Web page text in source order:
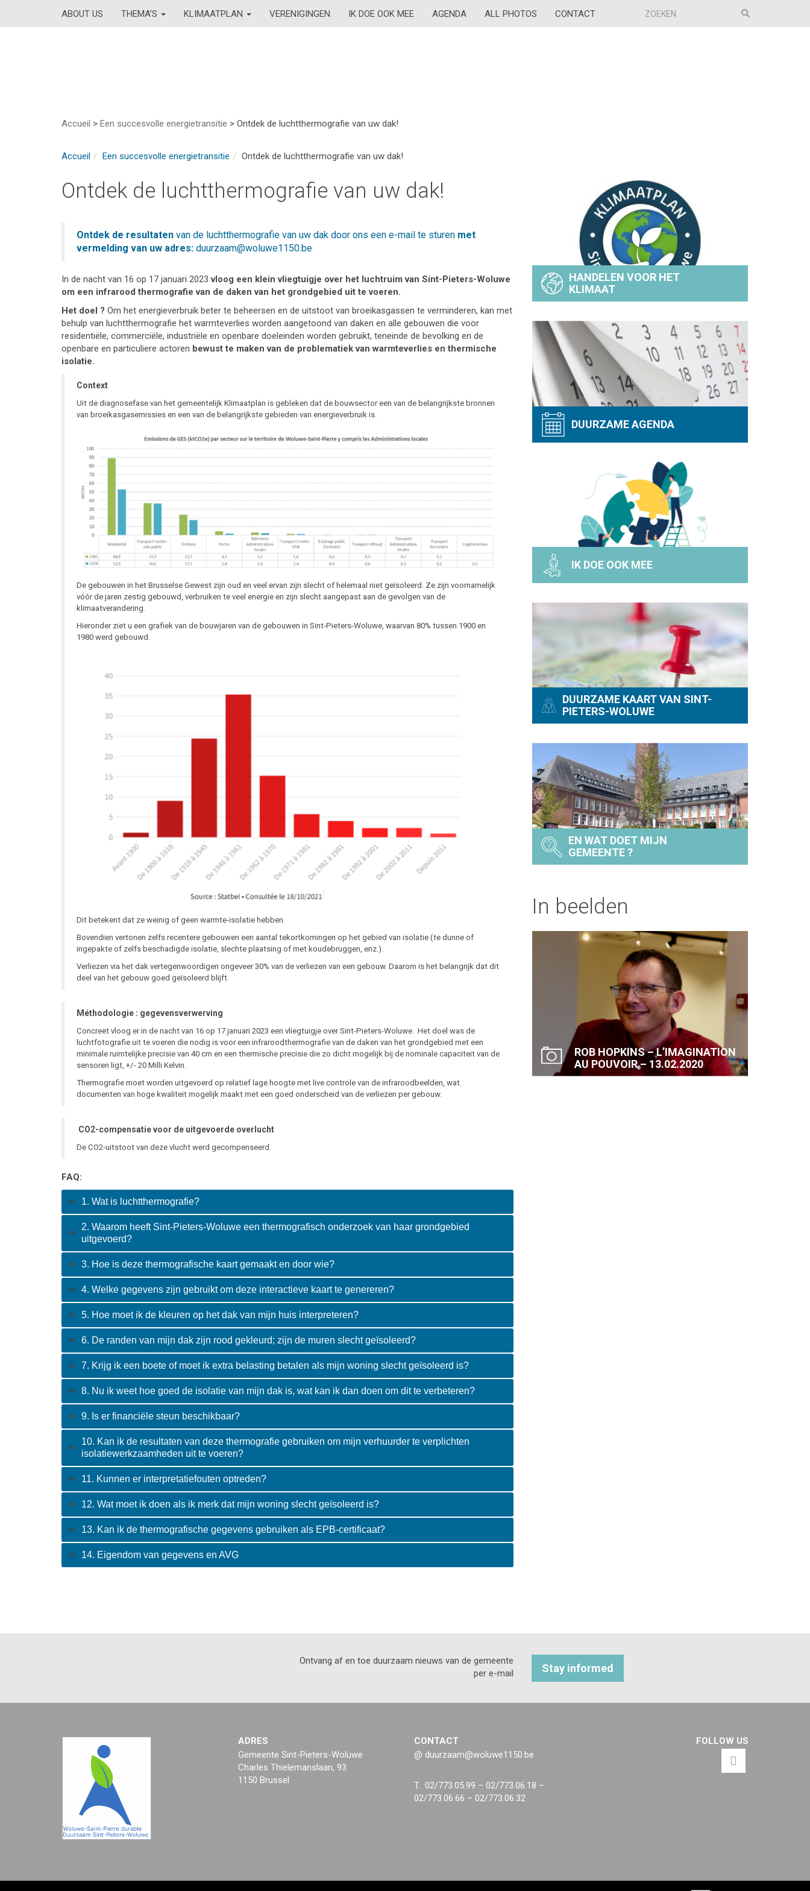
ABOUT US THEMA’S KLIMAATPLAN VERENIGINGEN IK DOE OOK MEE AGENDA ALL PHOTOS CONTACT
Accueil > Een succesvolle energietransitie > Ontdek de luchtthermografie van uw dak!
Accueil Een succesvolle energietransitie Ontdek de luchtthermografie van uw dak!
Ontdek de luchtthermografie van uw dak!
Ontdek de resultaten van de luchtthermografie van uw dak door ons een e-mail te sturen met
vermelding van uw adres: duurzaam@woluwe1150.be
In de nacht van 16 op 17 januari 2023vloog een klein vliegtuigje over het luchtruim van Sint-Pieters-Woluwe
om een infrarood thermografie van de daken van het grondgebied uit te voeren.
Het doel ? Om het energieverbruik beter te beheersen en de uitstoot van broeikasgassen te verminderen, kan met
behulp van luchtthermografie het warmteverlies worden aangetoond van daken en alle gebouwen die voor
residentiële, commerciële, industriële en openbare doeleinden worden gebruikt, teneinde de bevolking en de
openbare en particuliere actoren bewust te maken van de problematiek van warmteverlies en thermische
isolatie.
Context
Uit de diagnosefase van het gemeentelijk Klimaatplan is gebleken dat de bouwsector een van de belangrijkste bronnen
van broeikasgasemissies en een van de belangrijkste gebieden van energieverbruik is.
De gebouwen in het Brusselse Gewest zijn oud en veel ervan zijn slecht of helemaal niet geïsoleerd. Ze zijn voornamelijk
vóór de jaren zestig gebouwd, verbruiken te veel energie en zijn slecht aangepast aan de gevolgen van de
klimaatverandering.
Hieronder ziet u een grafiek van de bouwjaren van de gebouwen in Sint-Pieters-Woluwe, waarvan 80% tussen 1900 en
1980 werd gebouwd.
Dit betekent dat ze weinig of geen warmte-isolatie hebben.
Bovendien vertonen zelfs recentere gebouwen een aantal tekortkomingen op het gebied van isolatie (te dunne of
ingepakte of zelfs beschadigde isolatie, slechte plaatsing of met koudebruggen, enz.).
Verliezen via het dak vertegenwoordigen ongeveer 30% van de verliezen van een gebouw. Daarom is het belangrijk dat dit
deel van het gebouw goed geïsoleerd blijft.
Méthodologie : gegevensverwerving
Concreet vloog er in de nacht van 16 op 17 januari 2023 een vliegtuigje over Sint-Pieters-Woluwe. Het doel was de
luchtfotografie uit te voeren die nodig is voor een infraroodthermografie van de daken van het grondgebied met een
minimale ruimtelijke precisie van 40 cm en een thermische precisie die zo dicht mogelijk bij de nominale capaciteit van de
sensoren ligt, +/- 20 Milli Kelvin.
Thermografie moet worden uitgevoerd op relatief lage hoogte met live controle van de infraroodbeelden, wat
documenten van hoge kwaliteit mogelijk maakt met een goed onderscheid van de verliezen per gebouw.
CO2-compensatie voor de uitgevoerde overlucht
De CO2-uitstoot van deze vlucht werd gecompenseerd.
FAQ:
1. Wat is luchtthermografie?
2. Waarom heeft Sint-Pieters-Woluwe een thermografisch onderzoek van haar grondgebied
uitgevoerd?
3. Hoe is deze thermografische kaart gemaakt en door wie?
4. Welke gegevens zijn gebruikt om deze interactieve kaart te genereren?
5. Hoe moet ik de kleuren op het dak van mijn huis interpreteren?
6. De randen van mijn dak zijn rood gekleurd; zijn de muren slecht geïsoleerd?
7. Krijg ik een boete of moet ik extra belasting betalen als mijn woning slecht geïsoleerd is?
8. Nu ik weet hoe goed de isolatie van mijn dak is, wat kan ik dan doen om dit te verbeteren?
9. Is er financiële steun beschikbaar?
10. Kan ik de resultaten van deze thermografie gebruiken om mijn verhuurder te verplichten
isolatiewerkzaamheden uit te voeren?
11. Kunnen er interpretatiefouten optreden?
12. Wat moet ik doen als ik merk dat mijn woning slecht geïsoleerd is?
13. Kan ik de thermografische gegevens gebruiken als EPB-certificaat?
14. Eigendom van gegevens en AVG
HANDELEN VOOR HET
KLIMAAT
DUURZAME AGENDA
IK DOE OOK MEE
DUURZAME KAART VAN SINT-
PIETERS-WOLUWE
EN WAT DOET MIJN
GEMEENTE ?
In beelden
ROB HOPKINS – L’IMAGINATION
AU POUVOIR – 13.02.2020
Ontvang af en toe duurzaam nieuws van de gemeente
per e-mail
Stay informed
ADRES
Gemeente Sint-Pieters-Woluwe
Charles Thielemanslaan, 93
1150 Brussel
CONTACT
@ duurzaam@woluwe1150.be
T. 02/773.05.99 – 02/773.06.18 –
02/773.06.66 – 02/773.06.32
FOLLOW US